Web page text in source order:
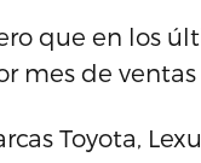
que en los
mes de
Toyota,